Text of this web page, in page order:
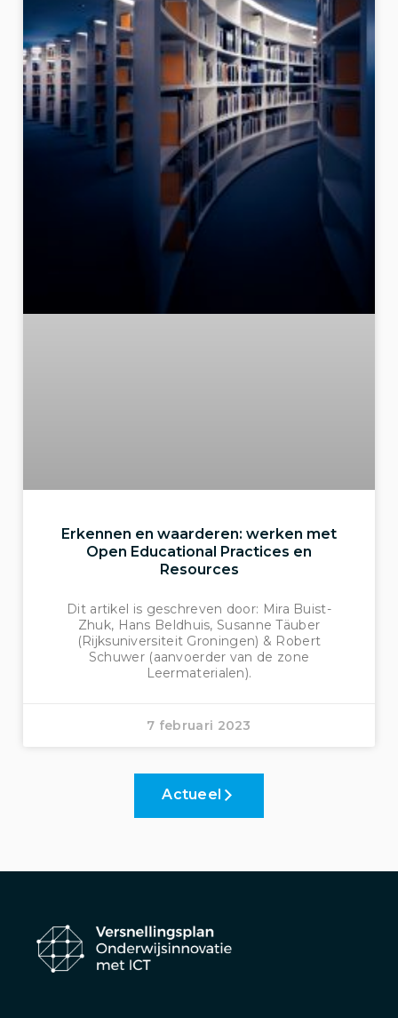
Erkennen en waarderen: werken met
Open Educational Practices en
Resources
Dit artikel is geschreven door: Mira Buist-
Zhuk, Hans Beldhuis, Susanne Täuber
(Rijksuniversiteit Groningen) & Robert
Schuwer (aanvoerder van de zone
Leermaterialen).
7 februari 2023
Actueel